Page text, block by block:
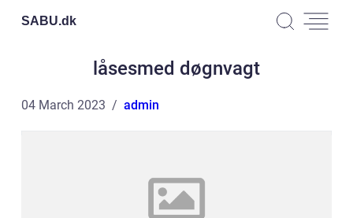
SABU.dk
låsesmed døgnvagt
04 March 2023 admin